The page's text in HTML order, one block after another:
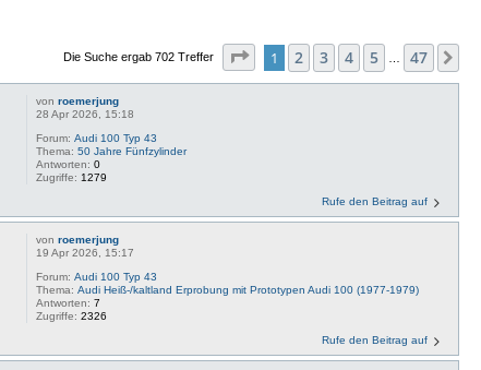
Die Suche ergab 702 Treffer Seite 1von 47
1 2 3 4 5 47
vonroemerjung
28 Apr 2026, 15:18
Forum:Audi 100 Typ 43
Thema:50 Jahre Fünfzylinder
Antworten:0
Zugriffe: 1279
Rufe den Beitrag auf
vonroemerjung
19 Apr 2026, 15:17
Forum:Audi 100 Typ 43
Thema:Audi Heiß-/kaltland Erprobung mit Prototypen Audi 100 (1977-1979)
Antworten:7
Zugriffe:2326
Rufe den Beitrag auf